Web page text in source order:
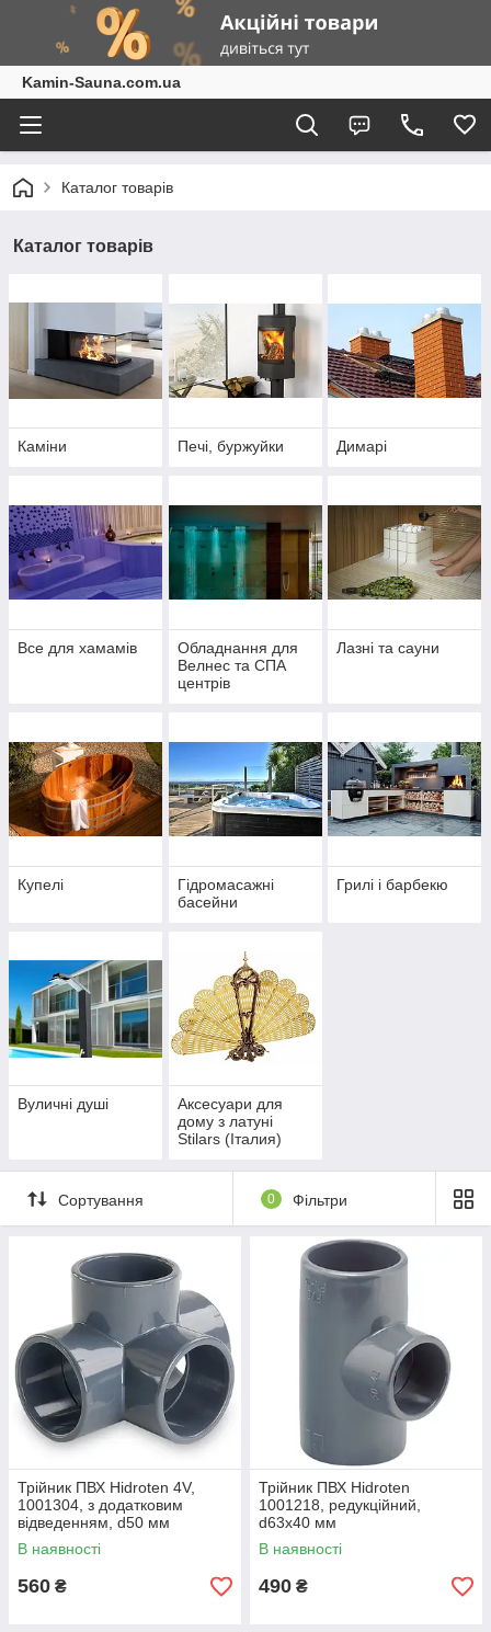
Kamin-Sauna.com.ua
Каталог товарів
Каталог товарів
Каміни Печі, буржуйки Димарі
Все для хамамів
Обладнання для
Велнес та СПА
центрів
Лазні та сауни
Купелі
Гідромасажні
басейни
Грилі і барбекю
Вуличні душі
Аксесуари для
дому з латуні
Stilars (Італия)
Сортування 0 Фільтри
Трійник ПВХ Hidroten 4V,
1001304, з додатковим
відведенням, d50 мм
В наявності
560 ₴
Трійник ПВХ Hidroten
1001218, редукційний,
d63x40 мм
В наявності
490 ₴